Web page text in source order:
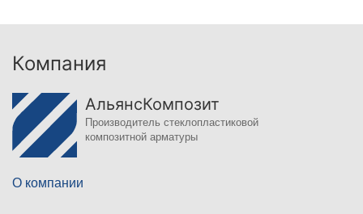
Компания
АльянсКомпозит
Производитель стеклопластиковой
композитной арматуры
О компании